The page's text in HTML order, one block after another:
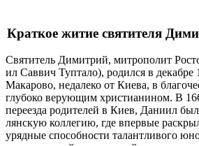
Краткое житие святителя
Свя­ти­тель Ди­мит­рий, мит­ро­по­лит
ил Сав­вич Туп­та­ло), ро­дил­ся в де­каб­ре
Ма­ка­ро­во, неда­ле­ко от Ки­е­ва, в
глу­бо­ко ве­ру­ю­щим хри­сти­а­ни­ном. В
пе­ре­ез­да ро­ди­те­лей в Ки­ев, Да­ни­ил
лян­скую кол­ле­гию, где впер­вые
у­ряд­ные спо­соб­но­сти та­лант­ли­во­го